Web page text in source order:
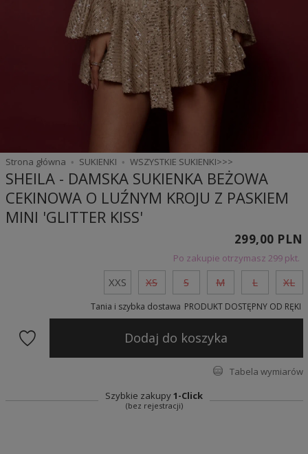
Strona główna SUKIENKI WSZYSTKIE SUKIENKI>>>
SHEILA - DAMSKA SUKIENKA BEŻOWA
CEKINOWA O LUŹNYM KROJU Z PASKIEM
MINI 'GLITTER KISS'
Po zakupie otrzymasz 299 pkt.
299,00 PLN
Tabela wymiarów
XXS XS S M L XL
Dodaj do koszyka
Szybkie zakupy1-Click
(bez rejestracji)
Tania i szybka dostawa PRODUKT DOSTĘPNY OD RĘKI